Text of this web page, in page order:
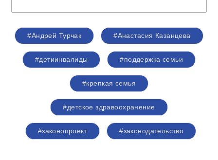
#Андрей Турчак #Анастасия Казанцева
#детиинвалиды #поддержка семьи
#крепкая семья
#детское здравоохранение
#законопроект #законодательство